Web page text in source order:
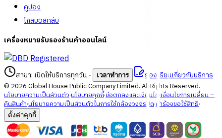
คูปอง
โกลบอลคลับ
เครื่องหมายรับรองร้านค้าออนไลน์
สาขา: เปิดให้บริการทุกวัน- เวลาทำการ ร้องเรียนเกี่ยวกับบริการ
© 2026Global House Public Company Limited. All Rights Reserved.
นโยบายความเป็นส่วนตัว·นโยบายคุกกี้·ข้อตกลงและเงื่อนไข·เงื่อนไขการเปลี่ยน –
คืนสินค้า·นโยบายความเป็นส่วนตัวในการใช้กล้องวงจรปิด·คำร้องขอใช้สิทธิ·
ตั้งค่าคุกกี้